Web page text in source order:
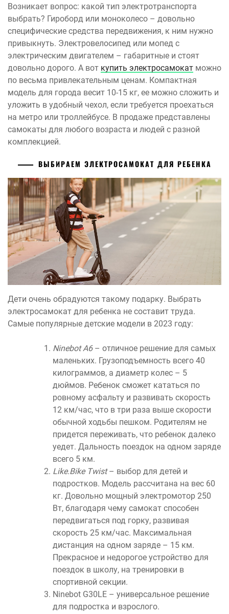
Возникает вопрос: какой тип электротранспорта
выбрать? Гироборд или моноколесо – довольно
специфические средства передвижения, к ним нужно
привыкнуть. Электровелосипед или мопед с
электрическим двигателем – габаритные и стоят
довольно дорого. А вот купить электросамокат можно
по весьма привлекательным ценам. Компактная
модель для города весит 10-15 кг, ее можно сложить и
уложить в удобный чехол, если требуется проехаться
на метро или троллейбусе. В продаже представлены
самокаты для любого возраста и людей с разной
комплекцией.
ВЫБИРАЕМ ЭЛЕКТРОСАМОКАТ ДЛЯ РЕБЕНКА
Дети очень обрадуются такому подарку. Выбрать
электросамокат для ребенка не составит труда.
Самые популярные детские модели в 2023 году:
Ninebot A6– отличное решение для самых
маленьких. Грузоподъемность всего 40
килограммов, а диаметр колес – 5
дюймов. Ребенок сможет кататься по
ровному асфальту и развивать скорость
12 км/час, что в три раза выше скорости
обычной ходьбы пешком. Родителям не
придется переживать, что ребенок далеко
уедет. Дальность поездок на одном заряде
всего 5 км.
Like.Bike Twist– выбор для детей и
подростков. Модель рассчитана на вес 60
кг. Довольно мощный электромотор 250
Вт, благодаря чему самокат способен
передвигаться под горку, развивая
скорость 25 км/час. Максимальная
дистанция на одном заряде – 15 км.
Прекрасное и недорогое устройство для
поездок в школу, на тренировки в
спортивной секции.
Ninebot G30LE – универсальное решение
для подростка и взрослого.